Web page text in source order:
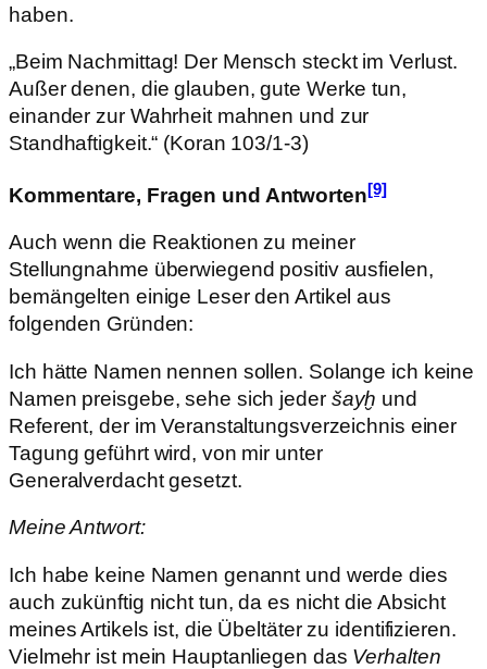
haben.
„Beim Nachmittag! Der Mensch steckt im Verlust.
Außer denen, die glauben, gute Werke tun,
einander zur Wahrheit mahnen und zur
Standhaftigkeit.“ (Koran 103/1-3)
Kommentare, Fragen und Antworten[9]
Auch wenn die Reaktionen zu meiner
Stellungnahme überwiegend positiv ausfielen,
bemängelten einige Leser den Artikel aus
folgenden Gründen:
Ich hätte Namen nennen sollen. Solange ich keine
Namen preisgebe, sehe sich jeder šayḫ und
Referent, der im Veranstaltungsverzeichnis einer
Tagung geführt wird, von mir unter
Generalverdacht gesetzt.
Meine Antwort:
Ich habe keine Namen genannt und werde dies
auch zukünftig nicht tun, da es nicht die Absicht
meines Artikels ist, die Übeltäter zu identifizieren.
Vielmehr ist mein Hauptanliegen das Verhalten